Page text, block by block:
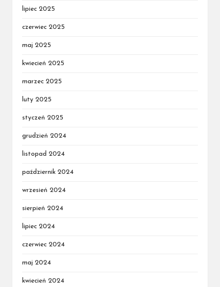
lipiec 2025
czerwiec 2025
maj 2025
kwiecień 2025
marzec 2025
luty 2025
styczeń 2025
grudzień 2024
listopad 2024
październik 2024
wrzesień 2024
sierpień 2024
lipiec 2024
czerwiec 2024
maj 2024
kwiecień 2024